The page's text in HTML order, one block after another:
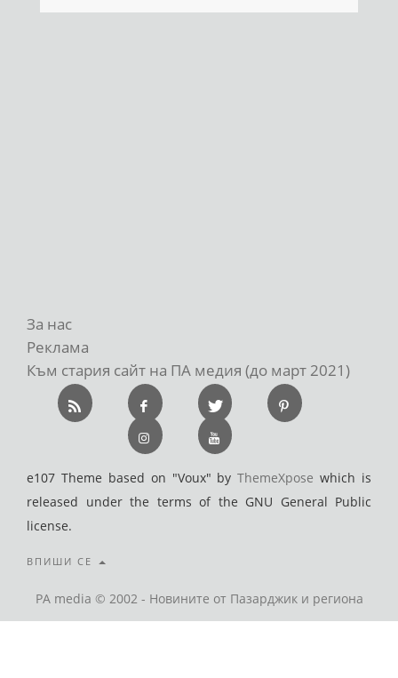
За нас
Реклама
Към стария сайт на ПА медия (до март 2021)
e107 Theme based on "Voux" byThemeXpose which is
released under the terms of the GNU General Public
license.
ВПИШИ СЕ
PA media © 2002 - Новините от Пазарджик и региона